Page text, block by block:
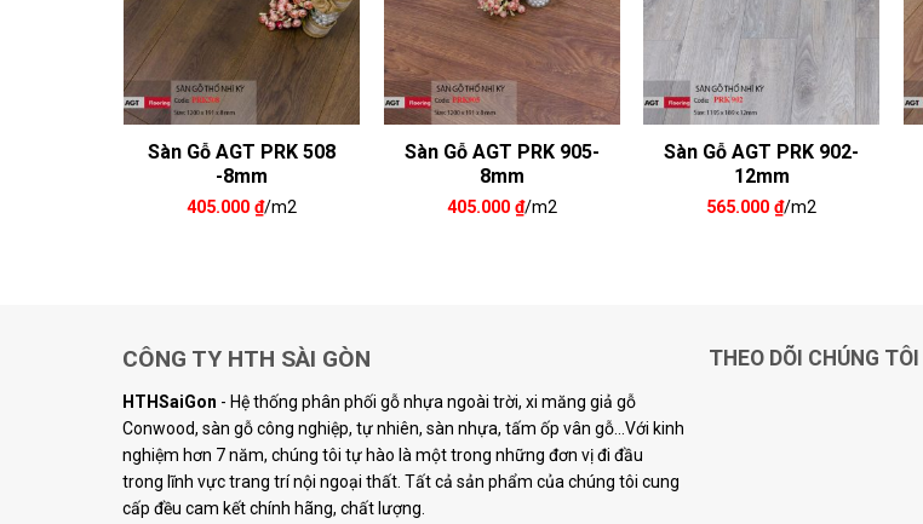
Sàn Gỗ AGT PRK 508
-8mm
405.000 ₫/m2
Sàn Gỗ AGT PRK 905-
8mm
405.000 ₫/m2
Sàn Gỗ AGT PRK 902-
12mm
565.000₫/m2
CÔNG TY HTH SÀI GÒN
HTHSaiGon - Hệ thống phân phối gỗ nhựa ngoài trời, xi măng giả gỗ
Conwood, sàn gỗ công nghiệp, tự nhiên, sàn nhựa, tấm ốp vân gỗ...Với kinh
nghiệm hơn 7 năm, chúng tôi tự hào là một trong những đơn vị đi đầu
trong lĩnh vực trang trí nội ngoại thất. Tất cả sản phẩm của chúng tôi cung
cấp đều cam kết chính hãng, chất lượng.
THEO DÕI CHÚNG TÔI